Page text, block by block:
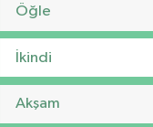
Öğle
İkindi
Akşam